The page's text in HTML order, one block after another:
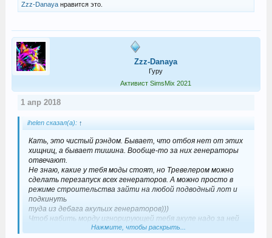
Zzz-Danayaнравится это.
Zzz-Danaya
Гуру
Активист SimsMix 2021
1 апр 2018
ihelen сказал(а): ↑
Кать, это чистый рэндом. Бывает, что отбоя нет от этих
хищниц, а бывает тишина. Вообще-то за них генераторы
отвечают.
Не знаю, какие у тебя моды стоят, но Тревелером можно
сделать перезапуск всех генераторов. А можно просто в
режиме строительства зайти на любой подводный лот и
подкинуть
туда из дебага акульих генераторов)))
Чтоб набить морду игнорирующей тебя акуле надо за ней
наблюдать, по идее ей должно это надоесть и она нападет.
Нажмите, чтобы раскрыть...